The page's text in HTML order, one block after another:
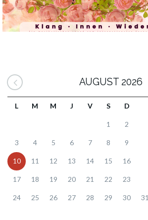
AUGUST 2026
L M M J V S D
1 2
3 4 5 6 7 8 9
10 11 12 13 14 15 16
17 18 19 20 21 22 23
24 25 26 27 28 29 30 31